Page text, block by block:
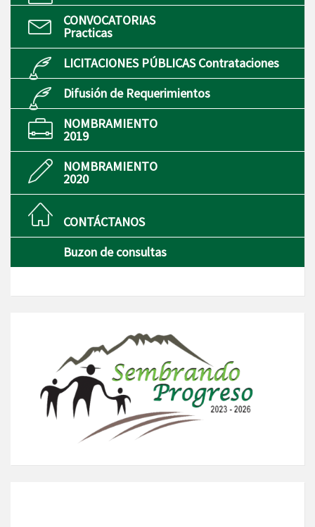
CONVOCATORIAS
Practicas
LICITACIONES PÚBLICAS Contrataciones
Difusión de Requerimientos
NOMBRAMIENTO
2019
NOMBRAMIENTO
2020
CONTÁCTANOS
Buzon de consultas